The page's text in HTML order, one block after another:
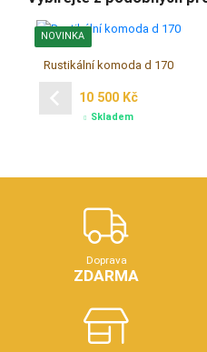
NOVINKA
Rustikální komoda d 170
10 500 Kč
Skladem
Doprava
ZDARMA